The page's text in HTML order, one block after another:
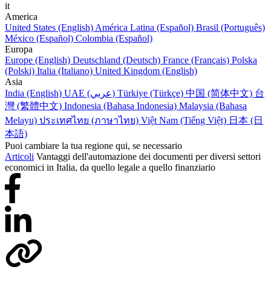
it
America
United States (English) América Latina (Español) Brasil (Português)
México (Español) Colombia (Español)
Europa
Europe (English) Deutschland (Deutsch) France (Français) Polska
(Polski) Italia (Italiano) United Kingdom (English)
Asia
India (English)
UAE (عربي) Türkiye (Türkçe) 中国 (简体中文) 台
灣 (繁體中文) Indonesia (Bahasa Indonesia) Malaysia (Bahasa
Melayu) ประเทศไทย (ภาษาไทย) Việt Nam (Tiếng Việt) 日本 (日
本語)
Puoi cambiare la tua regione qui, se necessario
Articoli Vantaggi dell'automazione dei documenti per diversi settori
economici in Italia, da quello legale a quello finanziario